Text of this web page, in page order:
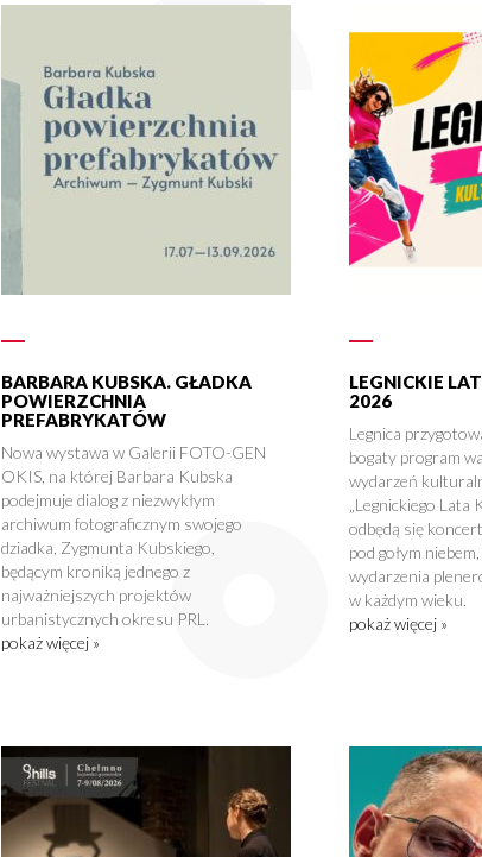
BARBARA KUBSKA. GŁADKA
POWIERZCHNIA
PREFABRYKATÓW
Nowa wystawa w Galerii FOTO-GEN
OKIS, na której Barbara Kubska
podejmuje dialog z niezwykłym
archiwum fotograficznym swojego
dziadka, Zygmunta Kubskiego,
będącym kroniką jednego z
najważniejszych projektów
urbanistycznych okresu PRL.
pokaż więcej »
LEGNICKIE
2026
Legnica
bogaty program
wydarzeń
„Legnickiego Lata
odbędą się
pod gołym
wydarzenia
w każdym wieku.
pokaż więcej »